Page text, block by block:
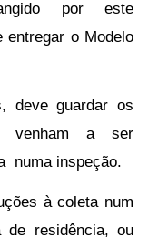
por este
entregar o Modelo
deve guardar os
venham a ser
numa inspeção.
à coleta num
de residência, ou